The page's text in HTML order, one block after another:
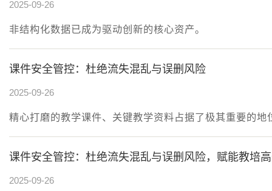
2025-09-26
非结构化数据已成为驱动创新的核心资产。
课件安全管控：杜绝流失混乱与误删风险
2025-09-26
精心打磨的教学课件、关键教学资料占据了极其重要的地
课件安全管控：杜绝流失混乱与误删风险，赋能教培
2025-09-26